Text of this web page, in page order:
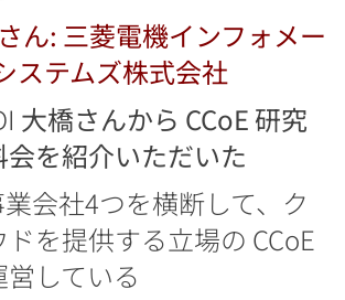
ん: 三菱電機インフォメー
ステムズ株式会社
大橋さんから CCoE 研究
会を紹介いただいた
会社4つを横断して、ク
ドを提供する立場の CCoE
営している